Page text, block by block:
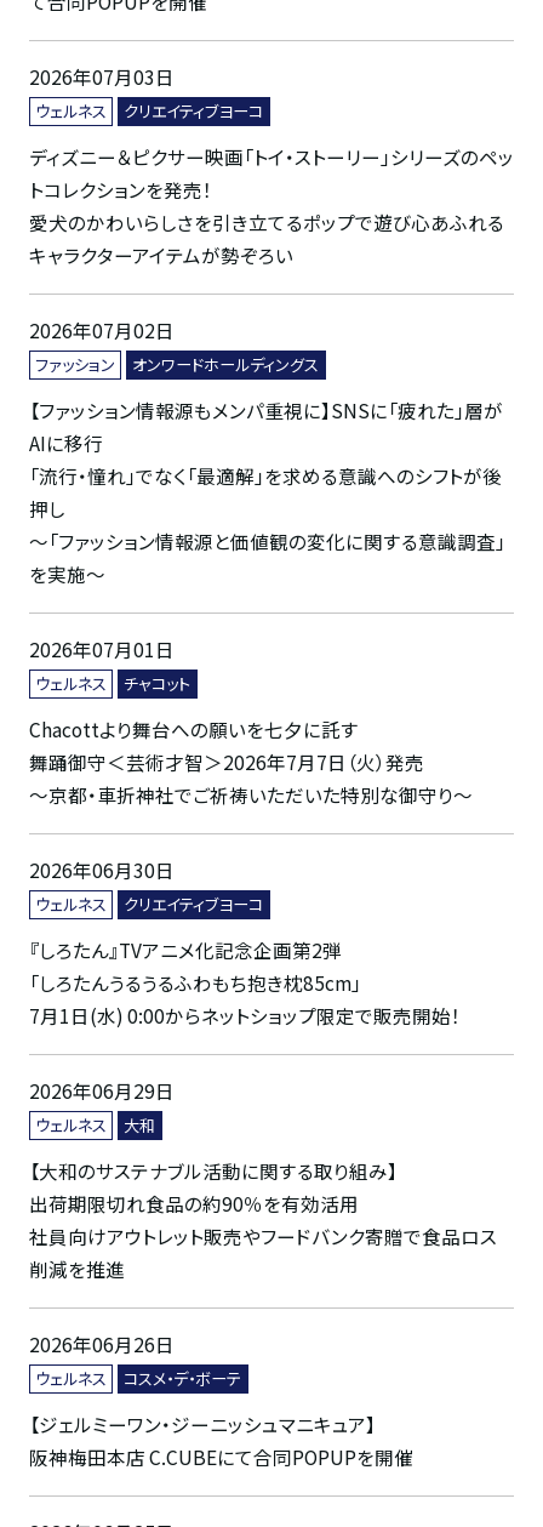
2026年07月03日
ウェルネス クリエイティブヨーコ
ディズニー＆ピクサー映画「トイ・ストーリー」シリーズのペッ
トコレクションを発売！
愛犬のかわいらしさを引き立てるポップで遊び心あふれる
キャラクターアイテムが勢ぞろい
2026年07月02日
ファッション オンワードホールディングス
【ファッション情報源もメンパ重視に】SNSに「疲れた」層が
AIに移行
「流行・憧れ」でなく「最適解」を求める意識へのシフトが後
押し
～「ファッション情報源と価値観の変化に関する意識調査」
を実施～
2026年07月01日
ウェルネス チャコット
Chacottより舞台への願いを七夕に託す
舞踊御守＜芸術才智＞2026年7月7日（火）発売
～京都・車折神社でご祈祷いただいた特別な御守り～
2026年06月30日
ウェルネス クリエイティブヨーコ
『しろたん』TVアニメ化記念企画第2弾
「しろたんうるうるふわもち抱き枕85cm」
7月1日(水) 0:00からネットショップ限定で販売開始！
2026年06月29日
ウェルネス 大和
【大和のサステナブル活動に関する取り組み】
出荷期限切れ食品の約90％を有効活用
社員向けアウトレット販売やフードバンク寄贈で食品ロス
削減を推進
2026年06月26日
ウェルネス コスメ・デ・ボーテ
【ジェルミーワン・ジーニッシュマニキュア】
阪神梅田本店 C.CUBEにて合同POPUPを開催